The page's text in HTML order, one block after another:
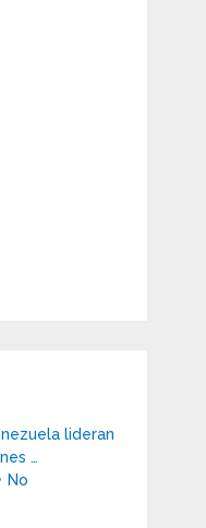
lideran
…
No